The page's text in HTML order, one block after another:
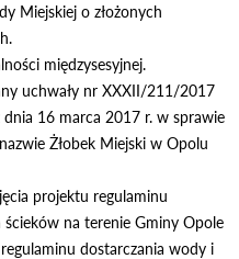
Miejskiej o złożonych
międzysesyjnej.
uchwały nr XXXII/211/2017
16 marca 2017 r. w sprawie
Żłobek Miejski w Opolu
projektu regulaminu
na terenie Gminy Opole
dostarczania wody i